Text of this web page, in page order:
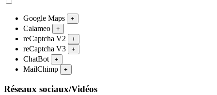
Google Maps +
Calameo +
reCaptcha V2 +
reCaptcha V3 +
ChatBot +
MailChimp +
Réseaux sociaux/Vidéos